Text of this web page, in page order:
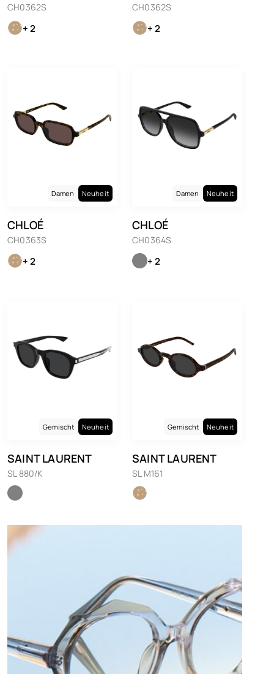
CH0362S
+ 2
CH0362S
+ 2
Damen Neuheit
CHLOÉ
CH0363S
+ 2
Damen Neuheit
CHLOÉ
CH0364S
+ 2
Gemischt Neuheit
SAINT LAURENT
SL 880/K
Gemischt Neuheit
SAINT LAURENT
SL M161